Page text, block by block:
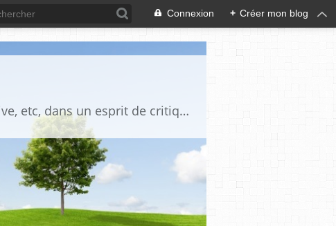
Connexion + Créer mon blog
Blog destiné à commenter l'actualité, politique, économique, culturelle, sportive, etc, dans un esprit de critique philosophique, d'esprit chrétien et français.La collaboration des lecteurs est souhaitée, de même que la courtoisie, et l'esprit de tolérance.